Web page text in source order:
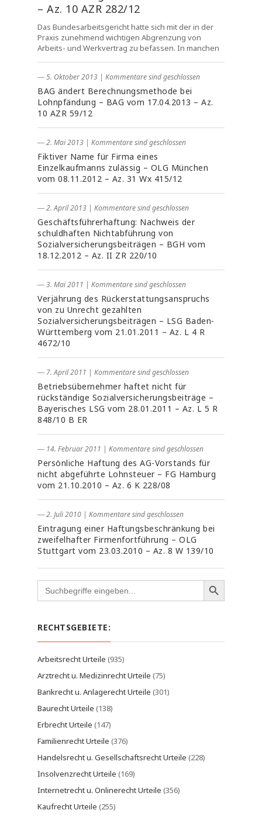
– Az. 10 AZR 282/12
Das Bundesarbeitsgericht hatte sich mit der in der
Praxis zunehmend wichtigen Abgrenzung von
Arbeits- und Werkvertrag zu befassen. In manchen
― 5. Oktober 2013 | Kommentare sind geschlossen
BAG ändert Berechnungsmethode bei
Lohnpfändung – BAG vom 17.04.2013 – Az.
10 AZR 59/12
― 2. Mai 2013 | Kommentare sind geschlossen
Fiktiver Name für Firma eines
Einzelkaufmanns zulässig – OLG München
vom 08.11.2012 – Az. 31 Wx 415/12
― 2. April 2013 | Kommentare sind geschlossen
Geschäftsführerhaftung: Nachweis der
schuldhaften Nichtabführung von
Sozialversicherungsbeiträgen – BGH vom
18.12.2012 – Az. II ZR 220/10
― 3. Mai 2011 | Kommentare sind geschlossen
Verjährung des Rückerstattungsanspruchs
von zu Unrecht gezahlten
Sozialversicherungsbeiträgen – LSG Baden-
Württemberg vom 21.01.2011 – Az. L 4 R
4672/10
― 7. April 2011 | Kommentare sind geschlossen
Betriebsübernehmer haftet nicht für
rückständige Sozialversicherungsbeiträge –
Bayerisches LSG vom 28.01.2011 – Az. L 5 R
848/10 B ER
― 14. Februar 2011 | Kommentare sind geschlossen
Persönliche Haftung des AG-Vorstands für
nicht abgeführte Lohnsteuer – FG Hamburg
vom 21.10.2010 – Az. 6 K 228/08
― 2. Juli 2010 | Kommentare sind geschlossen
Eintragung einer Haftungsbeschränkung bei
zweifelhafter Firmenfortführung – OLG
Stuttgart vom 23.03.2010 – Az. 8 W 139/10
Search
for:
RECHTSGEBIETE:
Arbeitsrecht Urteile (935)
Arztrecht u. Medizinrecht Urteile (75)
Bankrecht u. Anlagerecht Urteile (301)
Baurecht Urteile (138)
Erbrecht Urteile (147)
Familienrecht Urteile (376)
Handelsrecht u. Gesellschaftsrecht Urteile (228)
Insolvenzrecht Urteile (169)
Internetrecht u. Onlinerecht Urteile (356)
Kaufrecht Urteile (255)